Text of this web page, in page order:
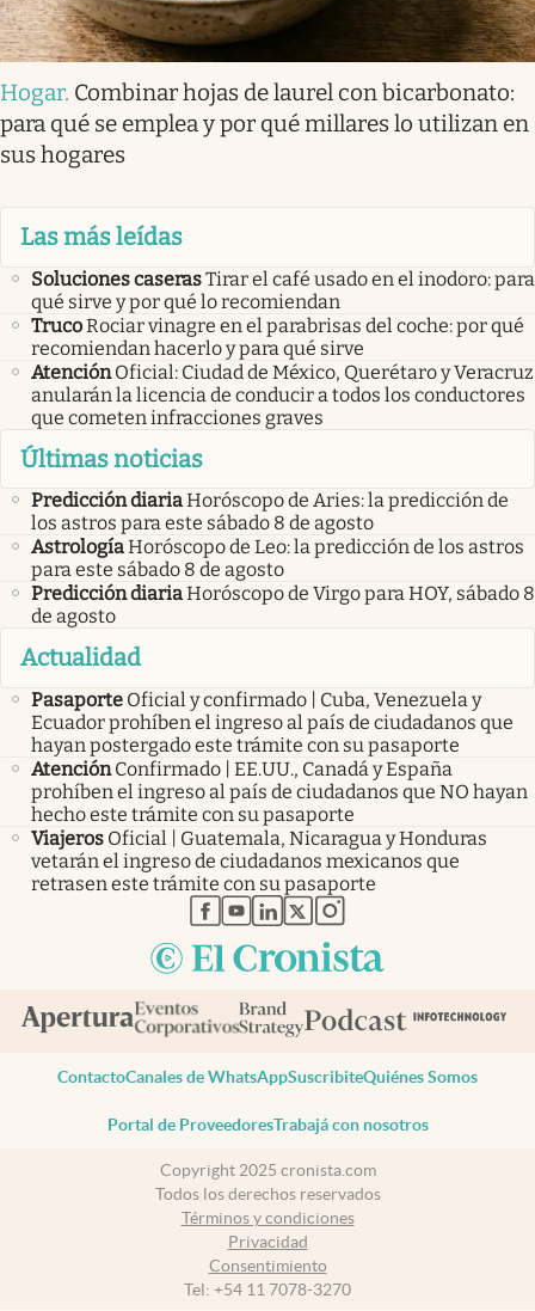
Hogar. Combinar hojas de laurel con bicarbonato:
para qué se emplea y por qué millares lo utilizan en
sus hogares
Las más leídas
Soluciones caserasTirar el café usado en el inodoro: para
qué sirve y por qué lo recomiendan
TrucoRociar vinagre en el parabrisas del coche: por qué
recomiendan hacerlo y para qué sirve
Atención Oficial: Ciudad de México, Querétaro y Veracruz
anularán la licencia de conducir a todos los conductores
que cometen infracciones graves
Últimas noticias
Predicción diariaHoróscopo de Aries: la predicción de
los astros para este sábado 8 de agosto
AstrologíaHoróscopo de Leo: la predicción de los astros
para este sábado 8 de agosto
Predicción diariaHoróscopo de Virgo para HOY, sábado 8
de agosto
Actualidad
Pasaporte Oficial y confirmado | Cuba, Venezuela y
Ecuador prohíben el ingreso al país de ciudadanos que
hayan postergado este trámite con su pasaporte
Atención Confirmado | EE.UU., Canadá y España
prohíben el ingreso al país de ciudadanos que NO hayan
hecho este trámite con su pasaporte
Viajeros Oficial | Guatemala, Nicaragua y Honduras
vetarán el ingreso de ciudadanos mexicanos que
retrasen este trámite con su pasaporte
abre en nueva pestaña
abre en nueva pestaña
abre en nueva pestaña
abre en nueva pestaña
abre en nueva pestaña
ContactoCanales de WhatsAppSuscribiteQuiénes Somos
Portal de ProveedoresTrabajá con nosotros
Copyright 2025 cronista.com
Todos los derechos reservados
Términos y condiciones
Privacidad
Consentimiento
Tel: +54 11 7078-3270